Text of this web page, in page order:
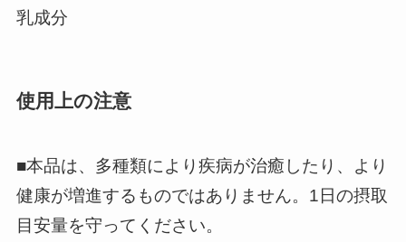
乳成分
使用上の注意
■本品は、多種類により疾病が治癒したり、より
健康が増進するものではありません。1日の摂取
目安量を守ってください。